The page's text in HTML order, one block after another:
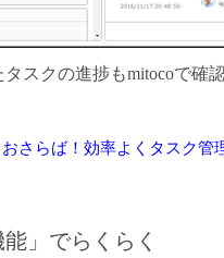
スクの進捗もmitocoで確
さらば！効率よくタスク管
」でらくらく